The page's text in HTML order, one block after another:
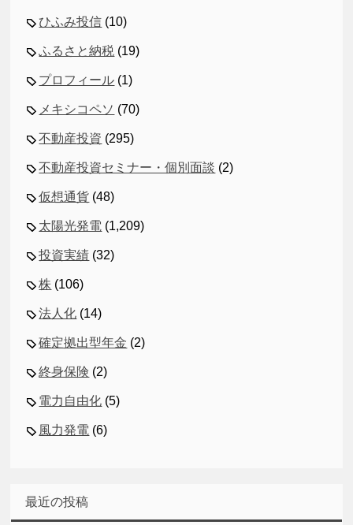
ひふみ投信 (10)
ふるさと納税 (19)
プロフィール (1)
メキシコペソ (70)
不動産投資 (295)
不動産投資セミナー・個別面談 (2)
仮想通貨 (48)
太陽光発電 (1,209)
投資実績 (32)
株 (106)
法人化 (14)
確定拠出型年金 (2)
終身保険 (2)
電力自由化 (5)
風力発電 (6)
最近の投稿